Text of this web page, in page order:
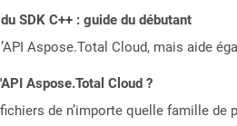
SDK C++ : guide du débutant
Aspose.Total Cloud, mais aide
Aspose.Total Cloud ?
de n’importe quelle famille de